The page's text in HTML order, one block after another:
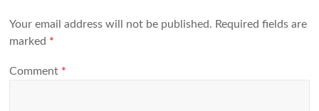
Your email address will not be published. Required fields are
marked *
Comment *